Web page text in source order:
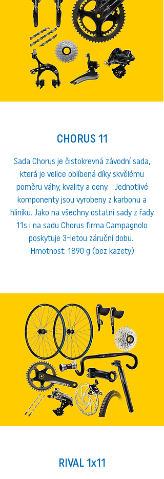
CHORUS 11
RIVAL 1x11
Sada Chorus je čistokrevná závodní sada,
která je velice oblíbená díky skvělému
poměru váhy, kvality a ceny. Jednotlivé
komponenty jsou vyrobeny z karbonu a
hliníku. Jako na všechny ostatní sady z řady
11s i na sadu Chorus firma Campagnolo
poskytuje 3-letou záruční dobu. ​
Hmotnost: 1890 g (bez kazety)